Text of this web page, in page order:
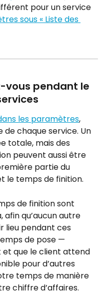
pour un service
sous « Liste des
vous pendant le
les paramètres,
de chaque service. Un
totale, mais des
peuvent aussi être
partie du
le temps de finition.
de finition sont
afin qu’aucun autre
lieu pendant ces
de pose —
et que le client attend
pour d’autres
temps de manière
chiffre d’affaires.